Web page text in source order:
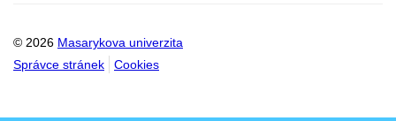
© 2026 Masarykova univerzita
Správce stránek
Cookies